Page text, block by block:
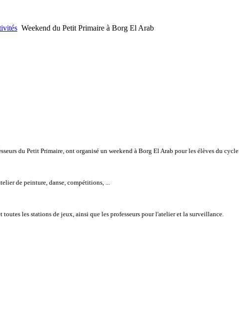
Weekend du Petit Primaire à Borg El Arab
du Petit Primaire, ont organisé un weekend à Borg El Arab pour les élèves du cycle.
de peinture, danse, compétitions, ...
les stations de jeux, ainsi que les professeurs pour l'atelier et la surveillance.